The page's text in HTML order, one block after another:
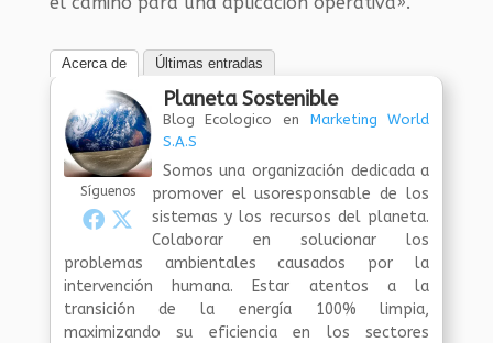
Acerca de Últimas entradas
Síguenos
Planeta Sostenible
Blog Ecologico en Marketing World
S.A.S
Somos una organización dedicada a
promover el usoresponsable de los
sistemas y los recursos del planeta.
Colaborar en solucionar los
problemas ambientales causados por la
intervención humana. Estar atentos a la
transición de la energía 100% limpia,
maximizando su eficiencia en los sectores